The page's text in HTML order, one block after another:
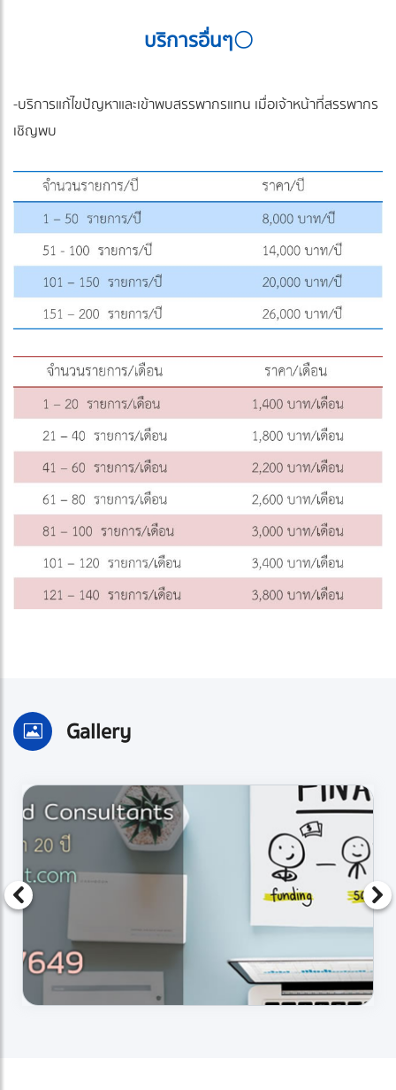
บริการอื่นๆ〇
-บริการแก้ไขปัญหาและเข้าพบสรรพากรแทน เมื่อเจ้าหน้าที่สรรพากร
เชิญพบ
Gallery